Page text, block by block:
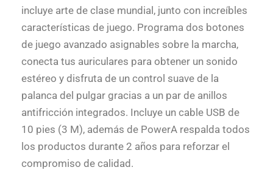
incluye arte de clase mundial, junto con increíbles
características de juego. Programa dos botones
de juego avanzado asignables sobre la marcha,
conecta tus auriculares para obtener un sonido
estéreo y disfruta de un control suave de la
palanca del pulgar gracias a un par de anillos
antifricción integrados. Incluye un cable USB de
10 pies (3 M), además de PowerA respalda todos
los productos durante 2 años para reforzar el
compromiso de calidad.